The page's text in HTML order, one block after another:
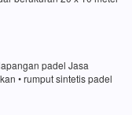
padel Jasa
• rumput sintetis padel